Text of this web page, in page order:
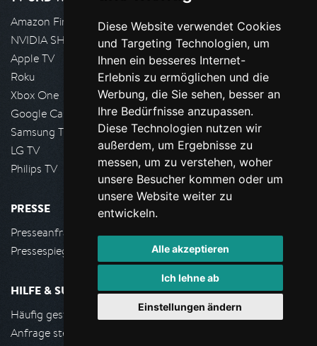
Diese Website verwendet Cookies
und Targeting Technologien, um
Ihnen ein besseres Internet-
Erlebnis zu ermöglichen und die
Werbung, die Sie sehen, besser an
Ihre Bedürfnisse anzupassen.
Diese Technologien nutzen wir
außerdem, um Ergebnisse zu
messen, um zu verstehen, woher
unsere Besucher kommen oder um
unsere Website weiter zu
entwickeln.
Alle akzeptieren
Ich lehne ab
Einstellungen ändern
Amazon FireTV
NVIDIA SHIELD, Google TV
Apple TV
Roku
Xbox One
Google Cast
Samsung TV
LG TV
Philips TV
PRESSE
Presseanfrage stellen
Pressespiegel
HILFE & SUPPORT
Häufig gestellte Fragen
Anfrage stellen